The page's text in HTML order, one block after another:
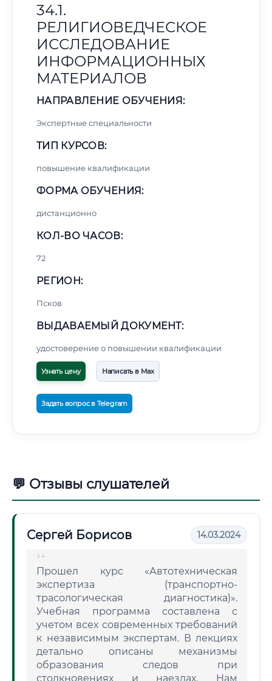
34.1.
РЕЛИГИОВЕДЧЕСКОЕ
ИССЛЕДОВАНИЕ
ИНФОРМАЦИОННЫХ
МАТЕРИАЛОВ
НАПРАВЛЕНИЕ ОБУЧЕНИЯ:
Экспертные специальности
ТИП КУРСОВ:
повышение квалификации
ФОРМА ОБУЧЕНИЯ:
дистанционно
КОЛ-ВО ЧАСОВ:
72
РЕГИОН:
Псков
ВЫДАВАЕМЫЙ ДОКУМЕНТ:
удостоверение о повышении квалификации
Узнать цену Написать в Max
Задать вопрос в Telegram
💬 Отзывы слушателей
Сергей Борисов 14.03.2024
Прошел курс «Автотехническая
экспертиза (транспортно-
трасологическая диагностика)».
Учебная программа составлена с
учетом всех современных требований
к независимым экспертам. В лекциях
детально описаны механизмы
образования следов при
столкновениях и наездах. Нам